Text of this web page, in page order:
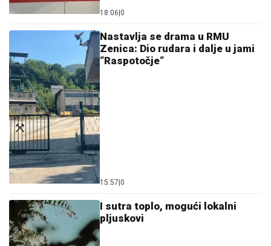
18:06 0
Nastavlja se drama u RMU
Zenica: Dio rudara i dalje u jami
“Raspotočje“
15:57 0
I sutra toplo, mogući lokalni
pljuskovi